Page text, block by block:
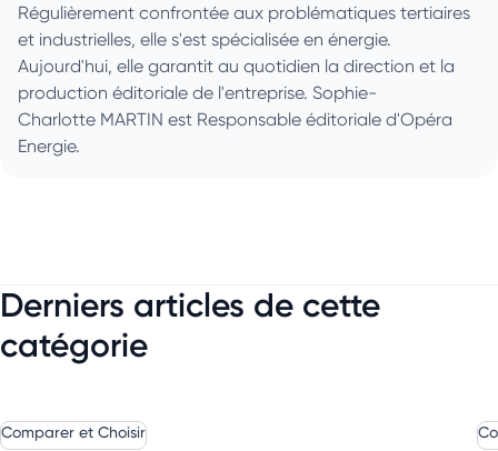
Régulièrement confrontée aux problématiques tertiaires
et industrielles, elle s'est spécialisée en énergie.
Aujourd'hui, elle garantit au quotidien la direction et la
production éditoriale de l'entreprise. Sophie-
Charlotte MARTIN est Responsable éditoriale d'Opéra
Energie.
Derniers articles de cette
catégorie
Comparer et Choisir